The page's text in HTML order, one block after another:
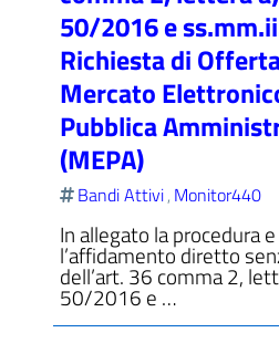
50/2016 e
Richiesta di
Mercato
Pubblica
(MEPA)
Bandi Attivi, Monitor440
In allegato la procedura
l’affidamento diretto
dell’art. 36 comma 2,
50/2016 e …